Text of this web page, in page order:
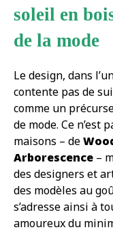
soleil en
de la mode
Le design, dans
contente pas de
comme un
de mode. Ce n’est
maisons – de
Arborescence –
des designers et
des modèles au
s’adresse ainsi à
amoureux du